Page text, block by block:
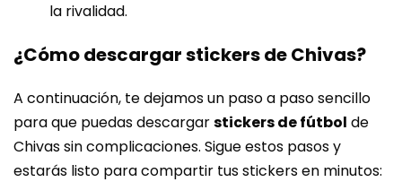
la rivalidad.
¿Cómo descargar stickers de Chivas?
A continuación, te dejamos un paso a paso sencillo
para que puedas descargarstickers de fútbol de
Chivas sin complicaciones. Sigue estos pasos y
estarás listo para compartir tus stickers en minutos: